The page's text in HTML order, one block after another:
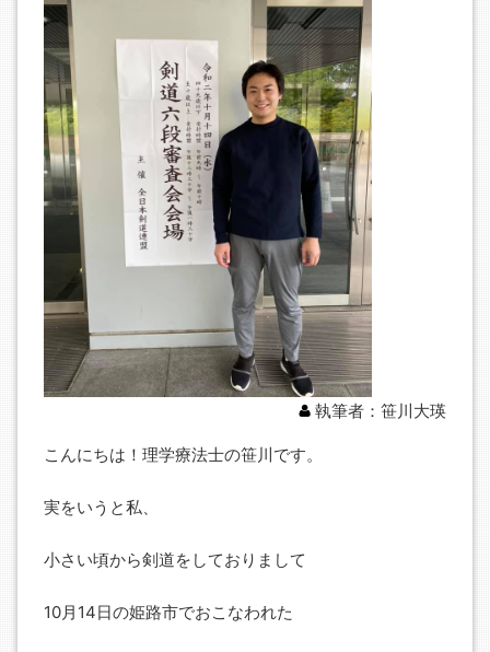
執筆者：笹川大瑛
こんにちは！理学療法士の笹川です。
実をいうと私、
小さい頃から剣道をしておりまして
10月14日の姫路市でおこなわれた